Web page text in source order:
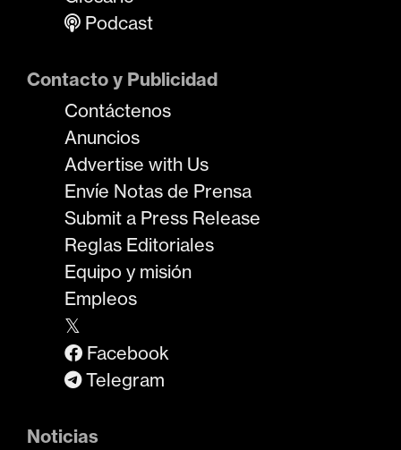
Podcast
Contacto y Publicidad
Contáctenos
Anuncios
Advertise with Us
Envíe Notas de Prensa
Submit a Press Release
Reglas Editoriales
Equipo y misión
Empleos
𝕏
Facebook
Telegram
Noticias